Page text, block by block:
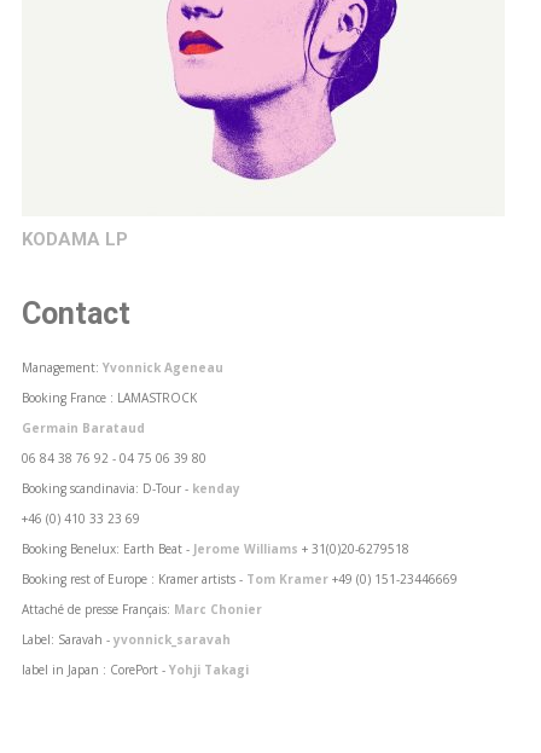
KODAMA LP
Contact
Management: Yvonnick Ageneau
Booking France : LAMASTROCK
Germain Barataud
06 84 38 76 92 - 04 75 06 39 80
Booking scandinavia: D-Tour - kenday
+46 (0) 410 33 23 69
Booking Benelux: Earth Beat - Jerome Williams + 31(0)20-6279518
Booking rest of Europe : Kramer artists - Tom Kramer+49 (0) 151-23446669
Attaché de presse Français: Marc Chonier
Label: Saravah - yvonnick_saravah
label in Japan : CorePort - Yohji Takagi